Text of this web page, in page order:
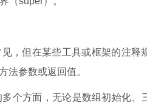
，但在某些工具或框架的注释
法参数或返回值。
个方面，无论是数组初始化、